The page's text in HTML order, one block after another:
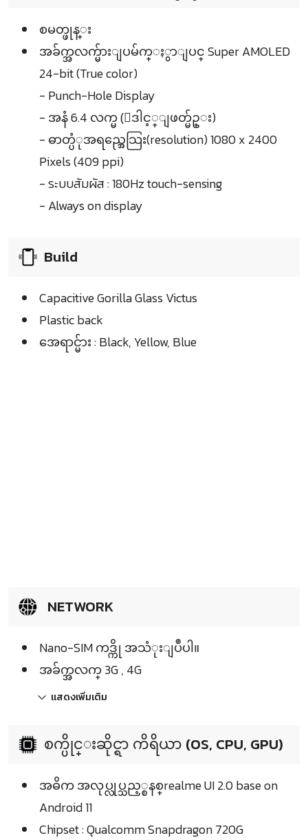
စမတ္ဖုန္း
အခ်က္အလက္မ်ားျပမ်က္ႏွာျပင္ Super AMOLED
24-bit (True color)
- Punch-Hole Display
- အနံ 6.4 လက္မ (ေဒါင့္ျဖတ္မ်ဥ္း)
- ဓာတ္ပံုအရည္အေသြး(resolution) 1080 x 2400
Pixels (409 ppi)
- ระบบสัมผัส : 180Hz touch-sensing
- Always on display
Build
Capacitive Gorilla Glass Victus
Plastic back
အေရာင္မ်ား : Black, Yellow, Blue
NETWORK
Nano-SIM ကဒ္ကို အသံုးျပဳပါ။
အခ်က္အလက္ 3G , 4G
แสดงเพิ่มเติม
စက္ပိုင္းဆိုင္ရာ ကိရိယာ (OS, CPU, GPU)
အဓိက အလုပ္လုပ္သည့္စနစ္realme UI 2.0 base on
Android 11
Chipset : Qualcomm Snapdragon 720G